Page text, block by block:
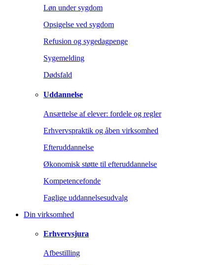
Løn under sygdom
Opsigelse ved sygdom
Refusion og sygedagpenge
Sygemelding
Dødsfald
Uddannelse
Ansættelse af elever: fordele og regler
Erhvervspraktik og åben virksomhed
Efteruddannelse
Økonomisk støtte til efteruddannelse
Kompetencefonde
Faglige uddannelsesudvalg
Din virksomhed
Erhvervsjura
Afbestilling